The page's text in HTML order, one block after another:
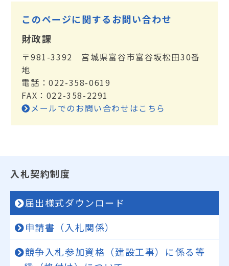
このページに関するお問い合わせ
財政課
〒981-3392 宮城県富谷市富谷坂松田30番
地
電話：022-358-0619
FAX：022-358-2291
メールでのお問い合わせはこちら
入札契約制度
届出様式ダウンロード
申請書（入札関係）
競争入札参加資格（建設工事）に係る等